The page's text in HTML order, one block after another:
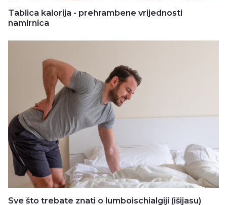
Tablica kalorija - prehrambene vrijednosti
namirnica
Sve što trebate znati o lumboischialgiji (išijasu)